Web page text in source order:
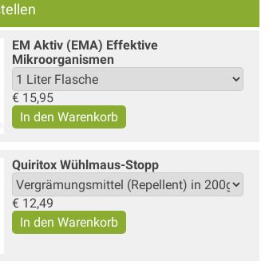
EM Aktiv (EMA) Effektive
Mikroorganismen
€ 15,95
Quiritox Wühlmaus-Stopp
€ 12,49